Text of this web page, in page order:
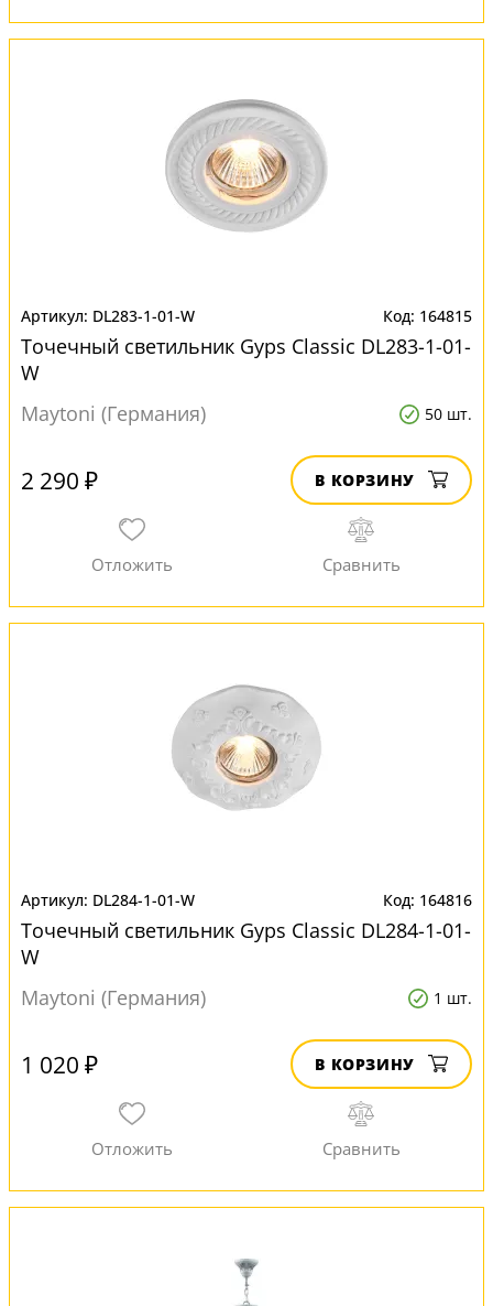
DL283-1-01-W 164815
Точечный светильник Gyps Classic DL283-1-01-
W
Maytoni (Германия)
50 шт.
2 290 ₽ В КОРЗИНУ
DL284-1-01-W 164816
Точечный светильник Gyps Classic DL284-1-01-
W
Maytoni (Германия)
1 шт.
1 020 ₽ В КОРЗИНУ